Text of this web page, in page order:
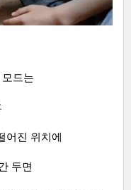
드는
어진 위치에
두면